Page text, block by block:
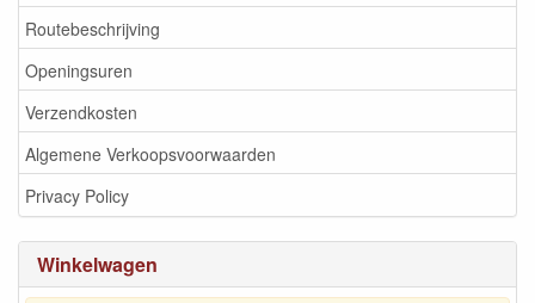
Routebeschrijving
Openingsuren
Verzendkosten
Algemene Verkoopsvoorwaarden
Privacy Policy
Winkelwagen